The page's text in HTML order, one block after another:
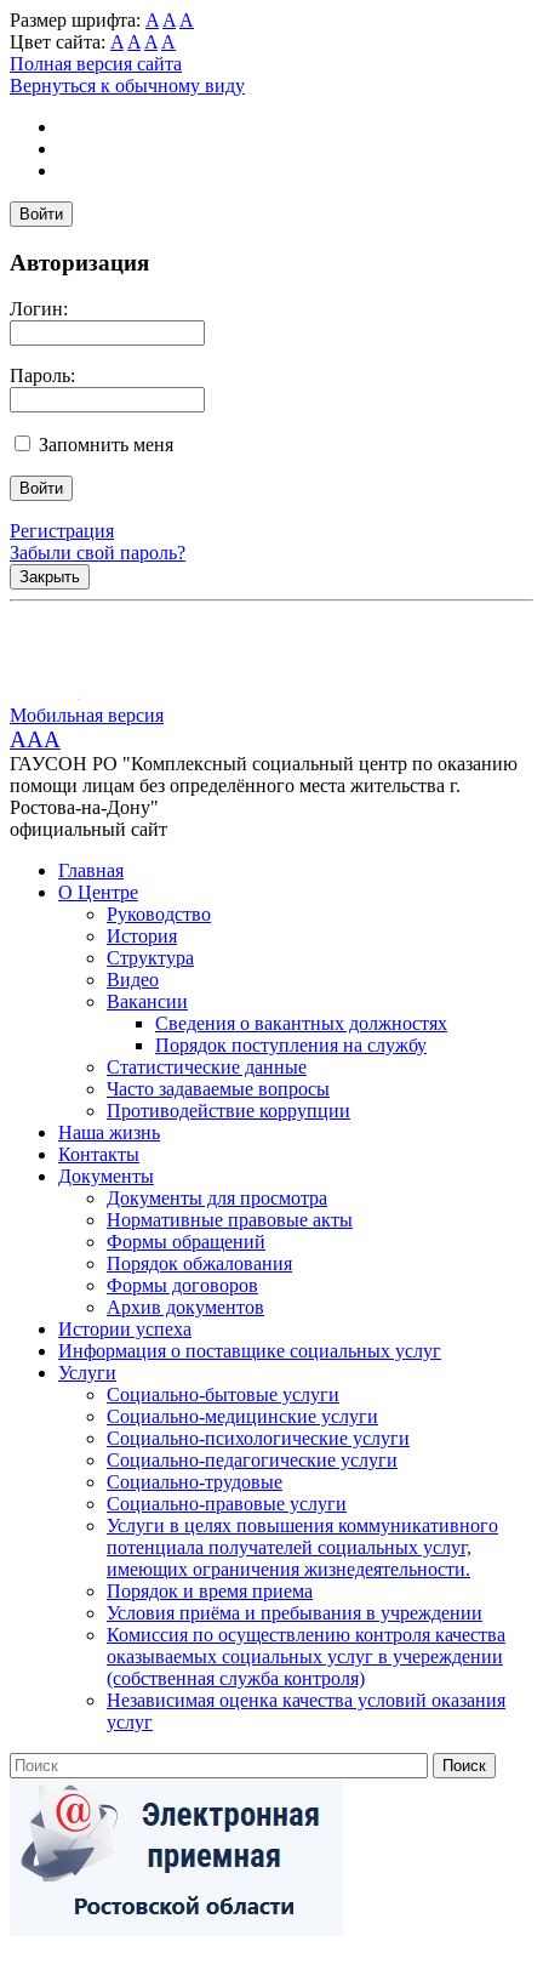
Размер шрифта: A A A
Цвет сайта: A A A A
Полная версия сайта
Вернуться к обычному виду
Войти
Авторизация
Логин:
Пароль:
Запомнить меня
Регистрация
Забыли свой пароль?
Закрыть
Мобильная версия
AAA
ГАУСОН РО "Комплексный социальный центр по оказанию
помощи лицам без определённого места жительства г.
Ростова-на-Дону"
официальный сайт
Главная
О Центре
Руководство
История
Структура
Видео
Вакансии
Сведения о вакантных должностях
Порядок поступления на службу
Статистические данные
Часто задаваемые вопросы
Противодействие коррупции
Наша жизнь
Контакты
Документы
Документы для просмотра
Нормативные правовые акты
Формы обращений
Порядок обжалования
Формы договоров
Архив документов
Истории успеха
Информация о поставщике социальных услуг
Услуги
Социально-бытовые услуги
Социально-медицинские услуги
Социально-психологические услуги
Социально-педагогические услуги
Социально-трудовые
Социально-правовые услуги
Услуги в целях повышения коммуникативного
потенциала получателей социальных услуг,
имеющих ограничения жизнедеятельности.
Порядок и время приема
Условия приёма и пребывания в учреждении
Комиссия по осуществлению контроля качества
оказываемых социальных услуг в учереждении
(собственная служба контроля)
Независимая оценка качества условий оказания
услуг